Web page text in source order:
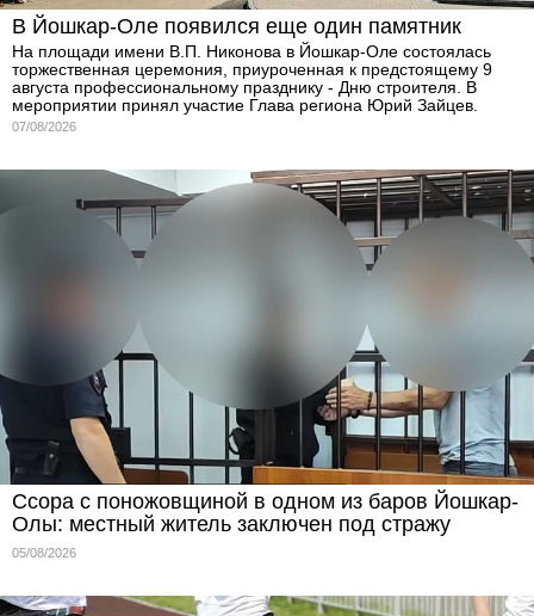
В Йошкар-Оле появился еще один памятник
На площади имени В.П. Никонова в Йошкар-Оле состоялась
торжественная церемония, приуроченная к предстоящему 9
августа профессиональному празднику - Дню строителя. В
мероприятии принял участие Глава региона Юрий Зайцев.
07/08/2026
Ссора с поножовщиной в одном из баров Йошкар-
Олы: местный житель заключен под стражу
05/08/2026